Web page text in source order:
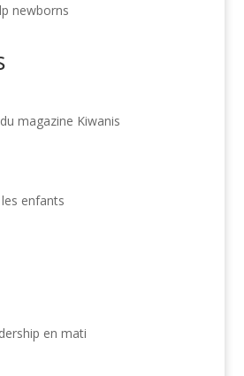
newborns
magazine Kiwanis
enfants
en mati